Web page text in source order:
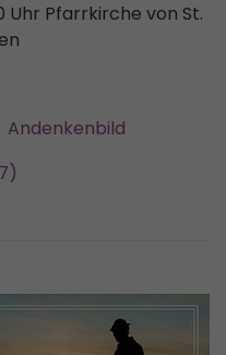
Uhr Pfarrkirche von St.
Andenkenbild